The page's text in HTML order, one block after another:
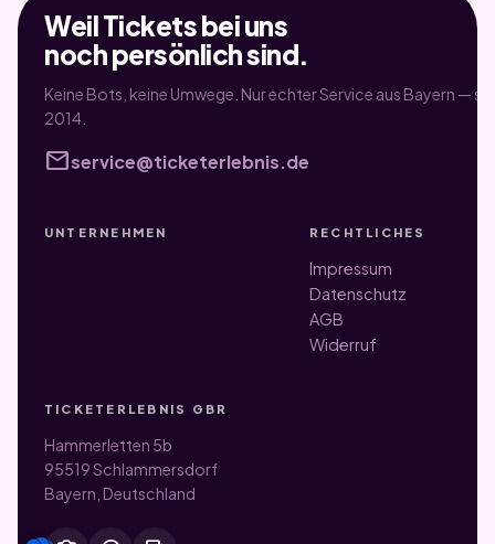
Weil Tickets bei uns
noch persönlich sind.
Keine Bots, keine Umwege. Nur echter Service aus Bayern —
2014.
mailservice@ticketerlebnis.de
UNTERNEHMEN RECHTLICHES
Impressum
Datenschutz
AGB
Widerruf
TICKETERLEBNIS GBR
Hammerletten 5b
95519 Schlammersdorf
Bayern, Deutschland